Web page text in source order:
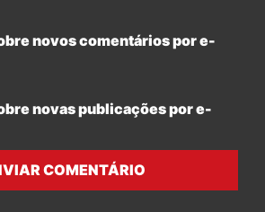
novos comentários por e-
novas publicações por e-
COMENTÁRIO